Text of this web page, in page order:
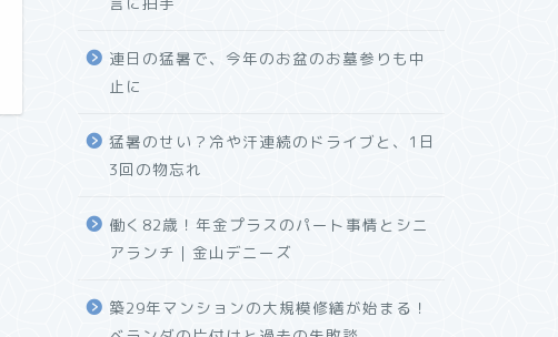
連日の猛暑で、今年のお盆のお墓参りも中
止に
猛暑のせい？冷や汗連続のドライブと、1日
3回の物忘れ
働く82歳！年金プラスのパート事情とシニ
アランチ｜金山デニーズ
築29年マンションの大規模修繕が始まる！